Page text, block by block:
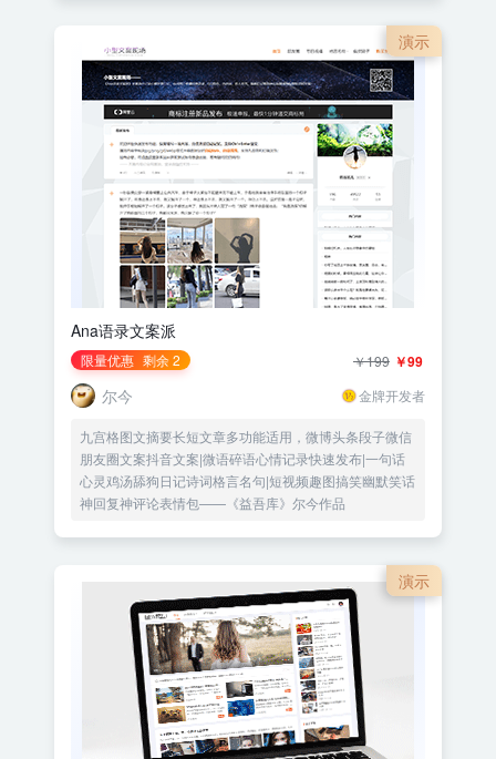
演示
Ana语录文案派
限量优惠 剩余 2 ￥99
￥199
尔今 金牌开发者
九宫格图文摘要长短文章多功能适用，微博头条段子微信
朋友圈文案抖音文案|微语碎语心情记录快速发布|一句话
心灵鸡汤舔狗日记诗词格言名句|短视频趣图搞笑幽默笑话
神回复神评论表情包——《益吾库》尔今作品
演示